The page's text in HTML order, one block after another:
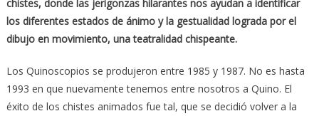
chistes, donde las jerigonzas hilarantes nos ayudan a identificar
los diferentes estados de ánimo y la gestualidad lograda por el
dibujo en movimiento, una teatralidad chispeante.
Los Quinoscopios se produjeron entre 1985 y 1987. No es hasta
1993 en que nuevamente tenemos entre nosotros a Quino. El
éxito de los chistes animados fue tal, que se decidió volver a la